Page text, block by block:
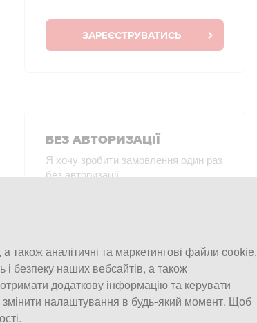
ЗАРЕЄСТРУВАТИСЬ
БЕЗ АВТОРИЗАЦІЇ
Я хочу зробити замовлення один раз
без авторизації.
аналітичні та маркетингові файли cookie,
і безпеку наших вебсайтів, а також
додаткову інформацію та керувати
змінити налаштування в будь-який момент. Щоб